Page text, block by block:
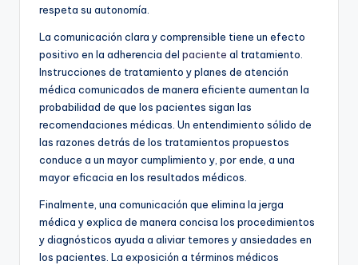
respeta su autonomía.
La comunicación clara y comprensible tiene un efecto
positivo en la adherencia del paciente al tratamiento.
Instrucciones de tratamiento y planes de atención
médica comunicados de manera eficiente aumentan la
probabilidad de que los pacientes sigan las
recomendaciones médicas. Un entendimiento sólido de
las razones detrás de los tratamientos propuestos
conduce a un mayor cumplimiento y, por ende, a una
mayor eficacia en los resultados médicos.
Finalmente, una comunicación que elimina la jerga
médica y explica de manera concisa los procedimientos
y diagnósticos ayuda a aliviar temores y ansiedades en
los pacientes. La exposición a términos médicos